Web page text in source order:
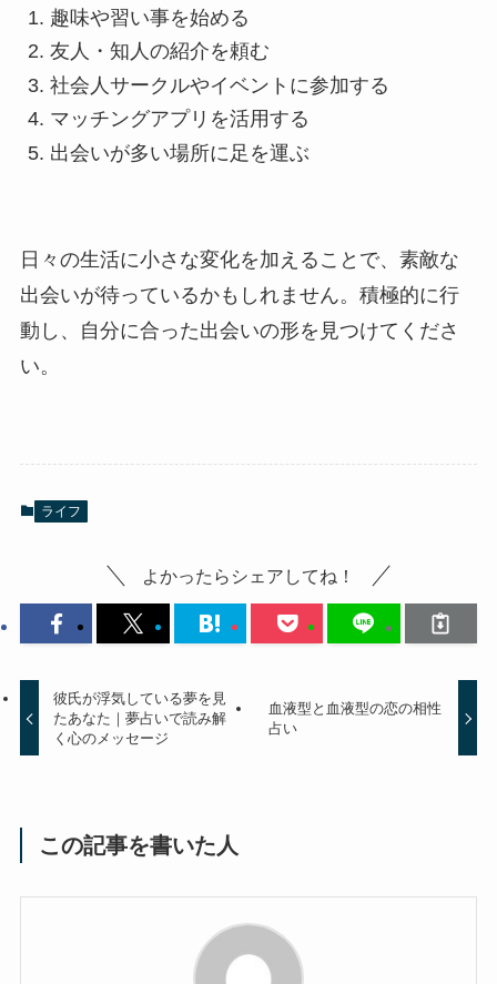
趣味や習い事を始める
友人・知人の紹介を頼む
社会人サークルやイベントに参加する
マッチングアプリを活用する
出会いが多い場所に足を運ぶ
日々の生活に小さな変化を加えることで、素敵な
出会いが待っているかもしれません。積極的に行
動し、自分に合った出会いの形を見つけてくださ
い。
ライフ
よかったらシェアしてね！
彼氏が浮気している夢を見
たあなた｜夢占いで読み解
く心のメッセージ
血液型と血液型の恋の相性
占い
この記事を書いた人